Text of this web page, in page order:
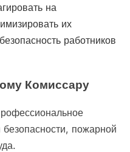
на
их
работников
Комиссару
пожарной